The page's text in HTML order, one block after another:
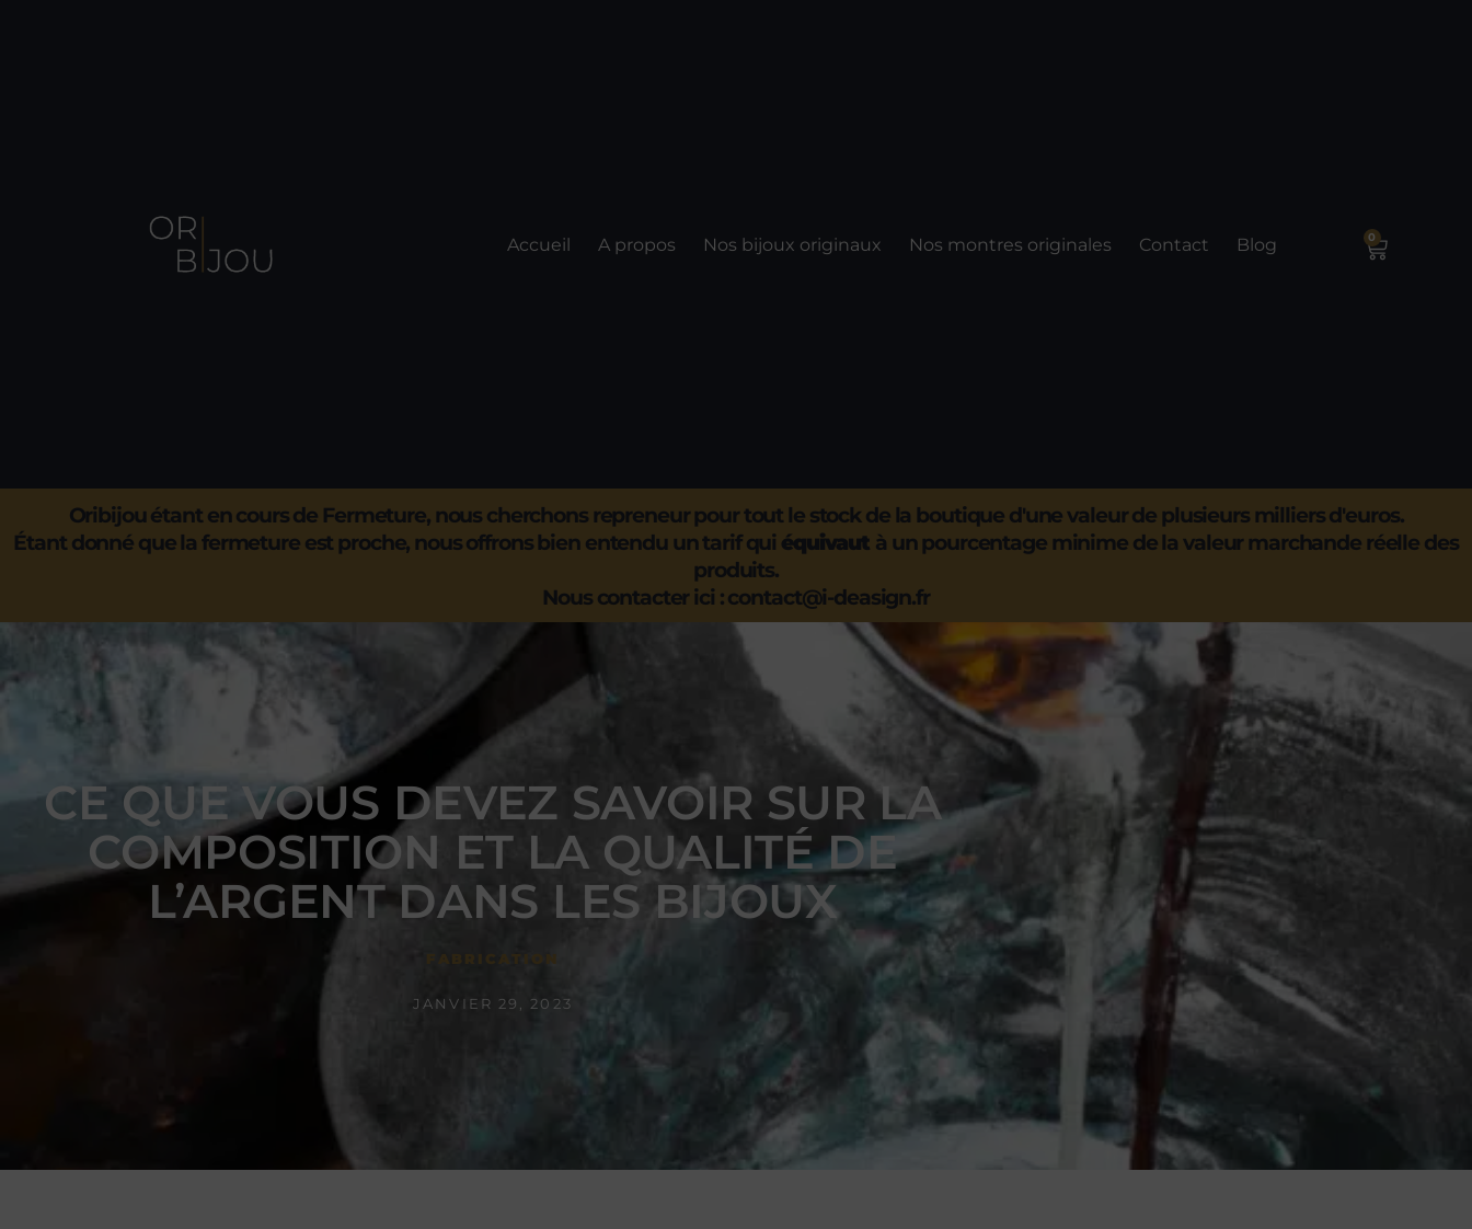
Accueil A propos Nos bijoux originaux Nos montres originales Contact Blog 0
Oribijou étant en cours de Fermeture, nous cherchons repreneur pour tout le stock de la boutique d'une valeur de plusieurs milliers d'euros.
Étant donné que la fermeture est proche, nous offrons bien entendu un tarif qui équivaut à un pourcentage minime de la valeur marchande réelle des
produits.
Nous contacter ici : contact@i-deasign.fr
CE QUE VOUS DEVEZ SAVOIR SUR LA
COMPOSITION ET LA QUALITÉ DE
L’ARGENT DANS LES BIJOUX
JANVIER 29, 2023